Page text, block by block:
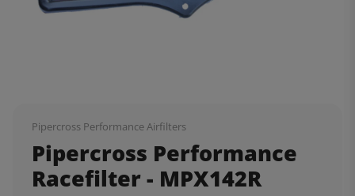
Pipercross Performance Airfilters
Pipercross Performance
Racefilter - MPX142R